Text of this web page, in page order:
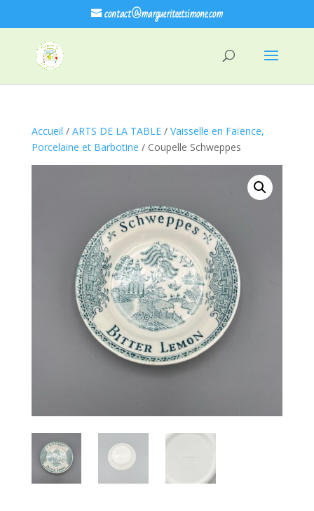
contact@margueriteetsimone.com
Accueil / ARTS DE LA TABLE/ Vaisselle en Faïence,
Porcelaine et Barbotine / Coupelle Schweppes